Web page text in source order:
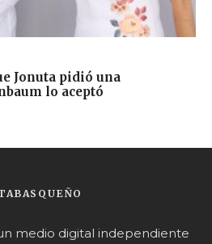
Jonuta pidió una
lo aceptó
medio digital independiente